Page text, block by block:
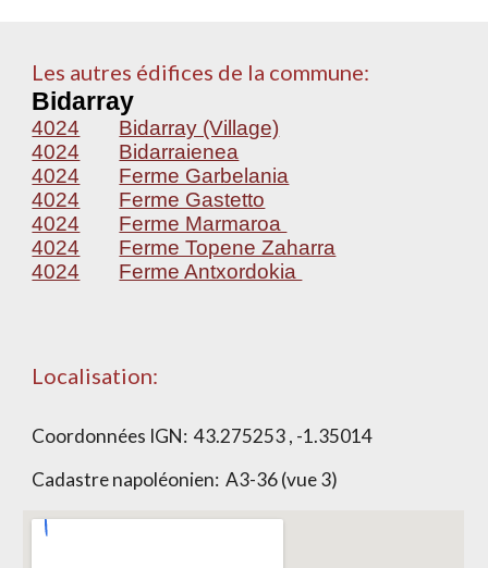
Les autres édifices de la commune:
Bidarray
4024
Bidarray (Village)
4024
Bidarraienea
4024
Ferme Garbelania
4024
Ferme Gastetto
4024
Ferme Marmaroa
4024
Ferme Topene Zaharra
4024
Ferme Antxordokia
Localisation:
Coordonnées IGN: 43.275253 , -1.35014
Cadastre napoléonien:A3-36 (vue 3)